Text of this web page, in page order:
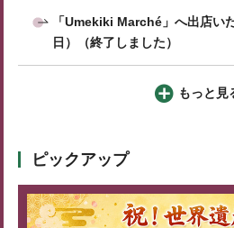
「Umekiki Marché」へ出店い
日）（終了しました）
もっと見
ピックアップ